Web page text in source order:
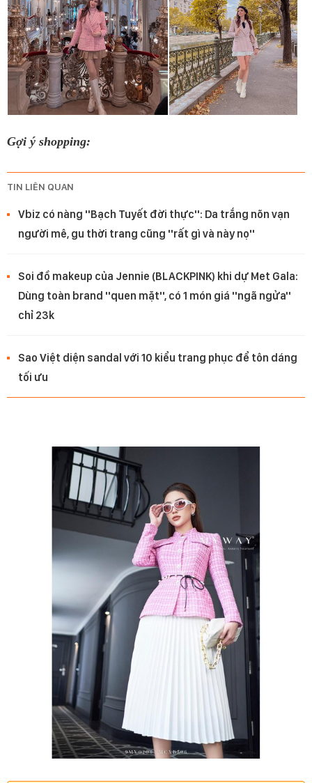
Gợi ý shopping:
TIN LIÊN QUAN
Vbiz có nàng ''Bạch Tuyết đời thực'': Da trắng nõn vạn
người mê, gu thời trang cũng ''rất gì và này nọ''
Soi đồ makeup của Jennie (BLACKPINK) khi dự Met Gala:
Dùng toàn brand ''quen mặt'', có 1 món giá ''ngã ngửa''
chỉ 23k
Sao Việt diện sandal với 10 kiểu trang phục để tôn dáng
tối ưu